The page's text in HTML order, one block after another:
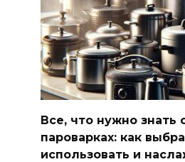
Все, что нужно знать
пароварках: как
использовать и